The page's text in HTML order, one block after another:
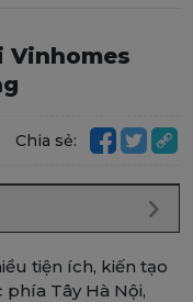
Chia sẻ:
tiện ích, kiến tạo
Tây Hà Nội,